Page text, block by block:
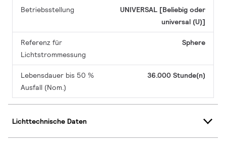
Betriebsstellung
UNIVERSAL [Beliebig oder
universal (U)]
Referenz für
Lichtstrommessung
Sphere
Lebensdauer bis 50 %
Ausfall (Nom.)
36.000 Stunde(n)
Lichttechnische Daten